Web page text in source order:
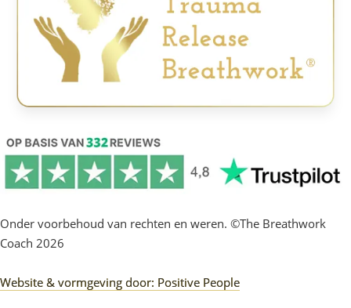
Onder voorbehoud van rechten en weren. ©The Breathwork
Coach 2026
Website & vormgeving door: Positive People